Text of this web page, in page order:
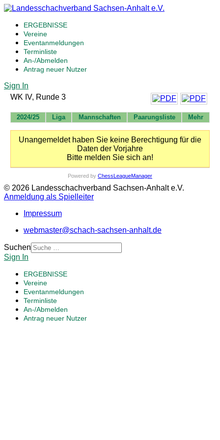
ERGEBNISSE
Vereine
Eventanmeldungen
Terminliste
An-/Abmelden
Antrag neuer Nutzer
Sign In
WK IV, Runde 3
2024/25 Liga Mannschaften Paarungsliste Mehr
Unangemeldet haben Sie keine Berechtigung für die
Daten der Vorjahre
Bitte melden Sie sich an!
Powered by ChessLeagueManager
© 2026 Landesschachverband Sachsen-Anhalt e.V.
Anmeldung als Spielleiter
Impressum
webmaster@schach-sachsen-anhalt.de
Suchen
Sign In
ERGEBNISSE
Vereine
Eventanmeldungen
Terminliste
An-/Abmelden
Antrag neuer Nutzer